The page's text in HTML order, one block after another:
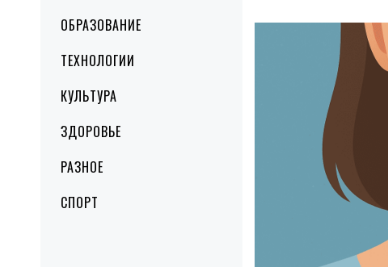
ОБРАЗОВАНИЕ
ТЕХНОЛОГИИ
КУЛЬТУРА
ЗДОРОВЬЕ
РАЗНОЕ
СПОРТ